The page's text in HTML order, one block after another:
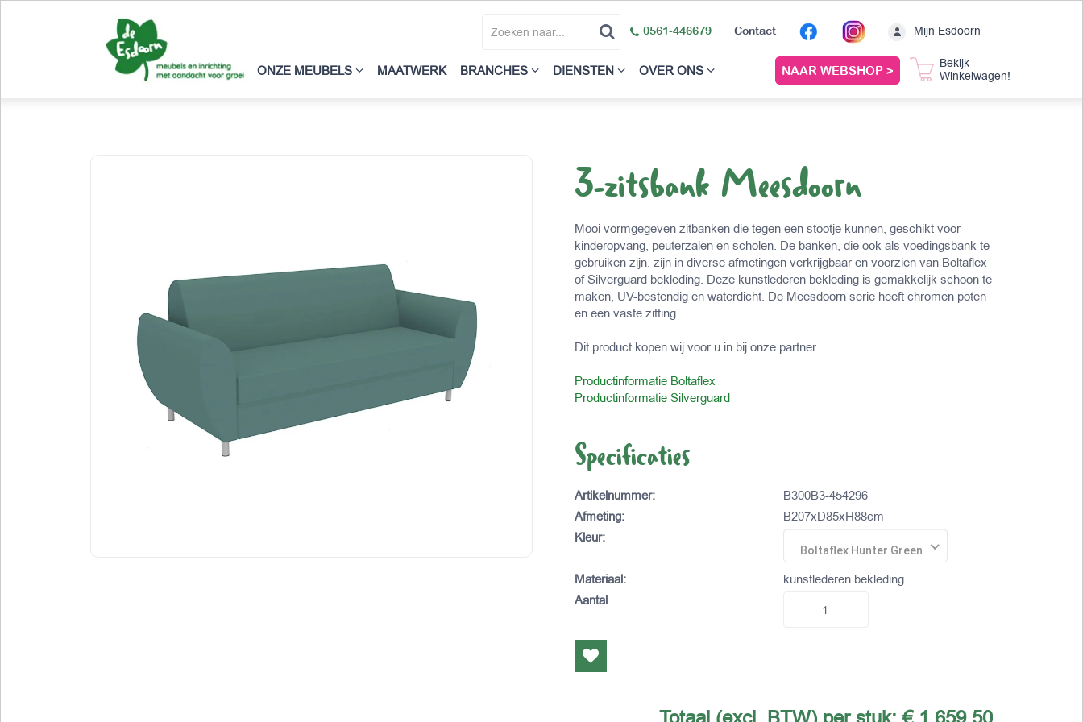
0561-446679 Contact Mijn Esdoorn
ONZE MEUBELS MAATWERK BRANCHES DIENSTEN OVER ONS NAAR WEBSHOP >
Bekijk
Winkelwagen!
3-zitsbank Meesdoorn
Mooi vormgegeven zitbanken die tegen een stootje kunnen, geschikt voor
kinderopvang, peuterzalen en scholen. De banken, die ook als voedingsbank te
gebruiken zijn, zijn in diverse afmetingen verkrijgbaar en voorzien van Boltaflex
of Silverguard bekleding. Deze kunstlederen bekleding is gemakkelijk schoon te
maken, UV-bestendig en waterdicht. De Meesdoorn serie heeft chromen poten
en een vaste zitting.
Dit product kopen wij voor u in bij onze partner.
Productinformatie Boltaflex
Productinformatie Silverguard
Specificaties
Artikelnummer:
B300B3-454296
Afmeting:
B207xD85xH88cm
Kleur:
Boltaflex Hunter Green
Materiaal:
kunstlederen bekleding
Aantal